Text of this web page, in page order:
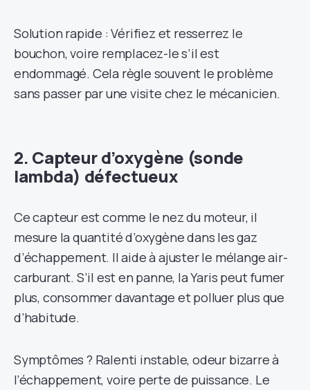
Solution rapide : Vérifiez et resserrez le
bouchon, voire remplacez-le s’il est
endommagé. Cela règle souvent le problème
sans passer par une visite chez le mécanicien.
2. Capteur d’oxygène (sonde
lambda) défectueux
Ce capteur est comme le nez du moteur, il
mesure la quantité d’oxygène dans les gaz
d’échappement. Il aide à ajuster le mélange air-
carburant. S’il est en panne, la Yaris peut fumer
plus, consommer davantage et polluer plus que
d’habitude.
Symptômes ? Ralenti instable, odeur bizarre à
l’échappement, voire perte de puissance. Le